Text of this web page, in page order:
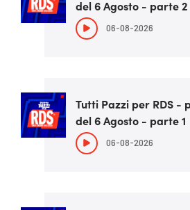
del 6 Agosto - parte 2
06-08-2026
Tutti Pazzi per RDS -
del 6 Agosto - parte 1
06-08-2026